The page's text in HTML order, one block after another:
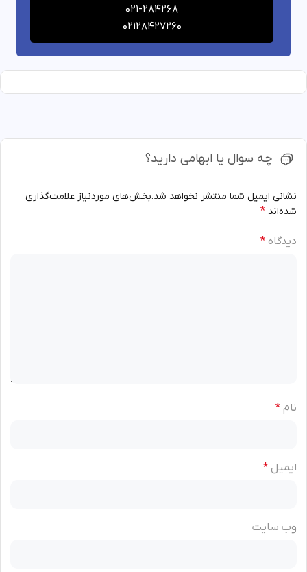
021-284268
02128427260
چه سوال یا ابهامی دارید؟
نشانی ایمیل شما منتشر نخواهد شد.بخش‌های موردنیاز علامت‌گذاری
شده‌اند *
دیدگاه *
نام *
ایمیل *
وب‌ سایت